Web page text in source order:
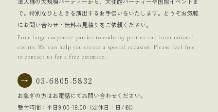
で。特別なひとときを演出するお手伝いをいたします。どうぞお気軽
にお問い合わせ・無料お見積りをご依頼ください。
From large corporate parties to embassy parties and international
events. We can help you create a special occasion. Please feel free
to contact us for a free estimate.
→ 03-6805-5832
お急ぎの方はお電話にてお問い合わせください。
受付時間：平日9:00-18:00（定休日：日/祝）